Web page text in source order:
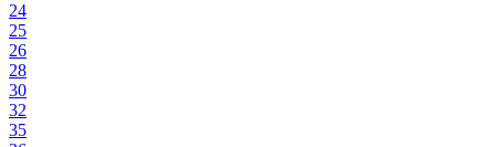
24
25
26
28
30
32
35